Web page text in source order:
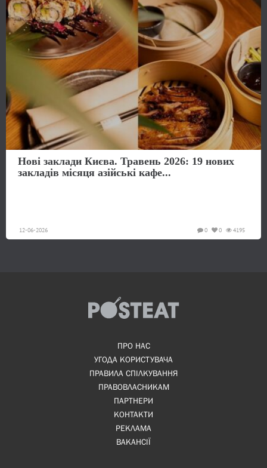
Нові заклади Києва. Травень 2026: 19 нових
закладів місяця азійські кафе...
12-06-2026 4195
0
0
ПРО НАС
УГОДА КОРИСТУВАЧА
ПРАВИЛА СПІЛКУВАННЯ
ПРАВОВЛАСНИКАМ
ПАРТНЕРИ
КОНТАКТИ
РЕКЛАМА
ВАКАНСІЇ